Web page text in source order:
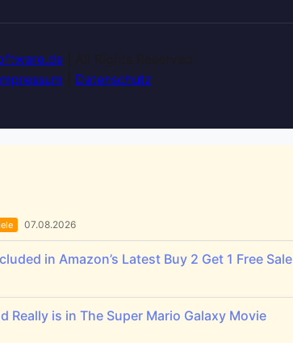
| All Rights Reserved
Datenschutz
07.08.2026
in Amazon’s Latest Buy 2 Get 1 Free Sale
is in The Super Mario Galaxy Movie